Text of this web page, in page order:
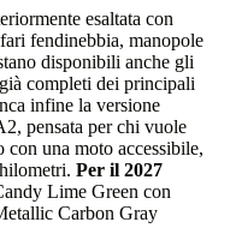
esaltata con
fari fendinebbia, manopole
disponibili anche gli
completi dei principali
infine la versione
pensata per chi vuole
una moto accessibile,
Per il 2027
Lime Green con
Carbon Gray